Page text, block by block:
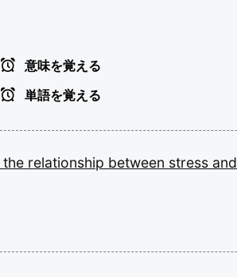
意味を覚える
単語を覚える
the relationship between stress and